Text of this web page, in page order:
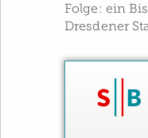
Folge: ein
Dresdener